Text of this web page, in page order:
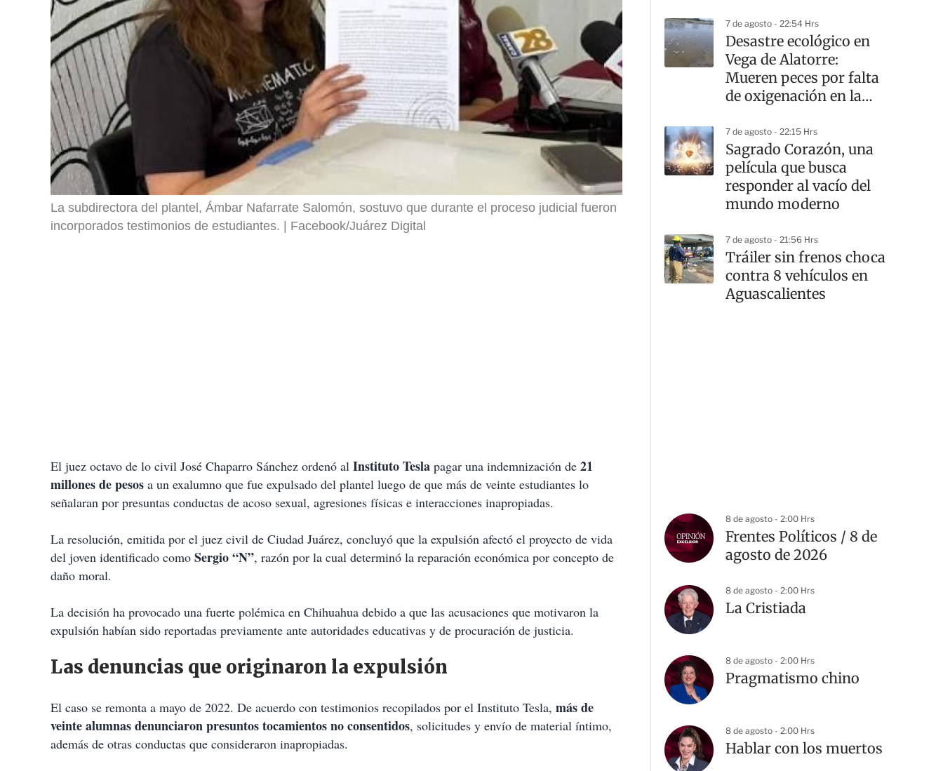
La subdirectora del plantel, Ámbar Nafarrate Salomón, sostuvo que durante el proceso judicial fueron
incorporados testimonios de estudiantes.
Facebook/Juárez Digital
El juez octavo de lo civil José Chaparro Sánchez ordenó al Instituto Tesla pagar una indemnización de 21
millones de pesos a un exalumno que fue expulsado del plantel luego de que más de veinte estudiantes lo
señalaran por presuntas conductas de acoso sexual, agresiones físicas e interacciones inapropiadas.
La resolución, emitida por el juez civil de Ciudad Juárez, concluyó que la expulsión afectó el proyecto de vida
del joven identificado como Sergio “N”, razón por la cual determinó la reparación económica por concepto de
daño moral.
La decisión ha provocado una fuerte polémica en Chihuahua debido a que las acusaciones que motivaron la
expulsión habían sido reportadas previamente ante autoridades educativas y de procuración de justicia.
Las denuncias que originaron la expulsión
El caso se remonta a mayo de 2022. De acuerdo con testimonios recopilados por el Instituto Tesla, más de
veinte alumnas denunciaron presuntos tocamientos no consentidos, solicitudes y envío de material íntimo,
además de otras conductas que consideraron inapropiadas.
7 de agosto - 22:54 Hrs
Desastre ecológico en
Vega de Alatorre:
Mueren peces por falta
de oxigenación en la
7 de agosto - 22:15 Hrs
Sagrado Corazón, una
película que busca
responder al vacío del
mundo moderno
7 de agosto - 21:56 Hrs
Tráiler sin frenos choca
contra 8 vehículos en
Aguascalientes
8 de agosto - 2:00 Hrs
Frentes Políticos / 8 de
agosto de 2026
8 de agosto - 2:00 Hrs
La Cristiada
8 de agosto - 2:00 Hrs
Pragmatismo chino
8 de agosto - 2:00 Hrs
Hablar con los muertos